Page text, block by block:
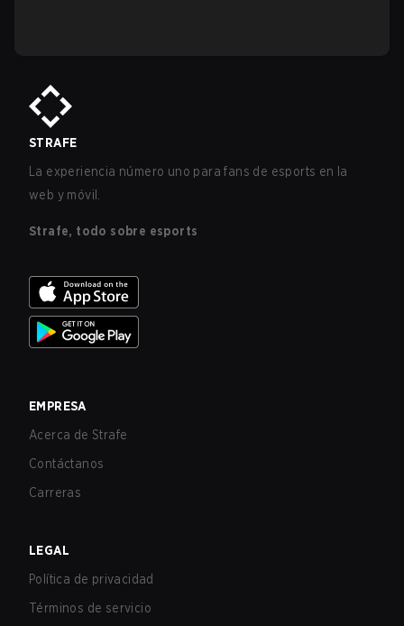
STRAFE
La experiencia número uno para fans de esports en la
web y móvil.
Strafe, todo sobre esports
EMPRESA
Acerca de Strafe
Contáctanos
Carreras
LEGAL
Política de privacidad
Términos de servicio